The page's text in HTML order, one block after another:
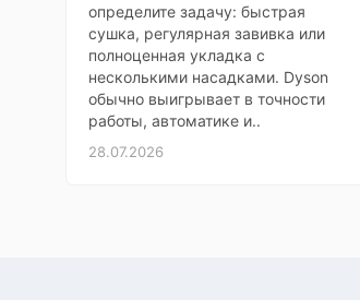
Пылесборник
Мощность
определите задачу: быстрая
сушка, регулярная завивка или
полноценная укладка с
несколькими насадками. Dyson
обычно выигрывает в точности
работы, автоматике и..
28.07.2026